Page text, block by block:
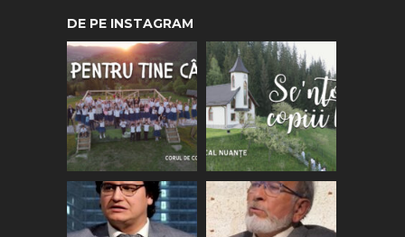
DE PE INSTAGRAM